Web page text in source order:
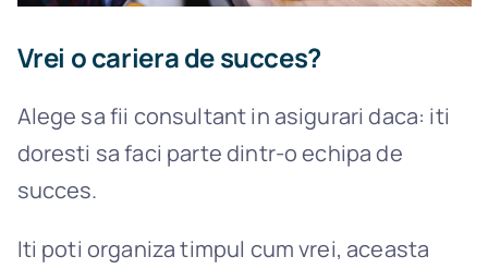
Vrei o cariera de succes?
Alege sa fii consultant in asigurari daca: iti
doresti sa faci parte dintr-o echipa de
succes.
Iti poti organiza timpul cum vrei, aceasta